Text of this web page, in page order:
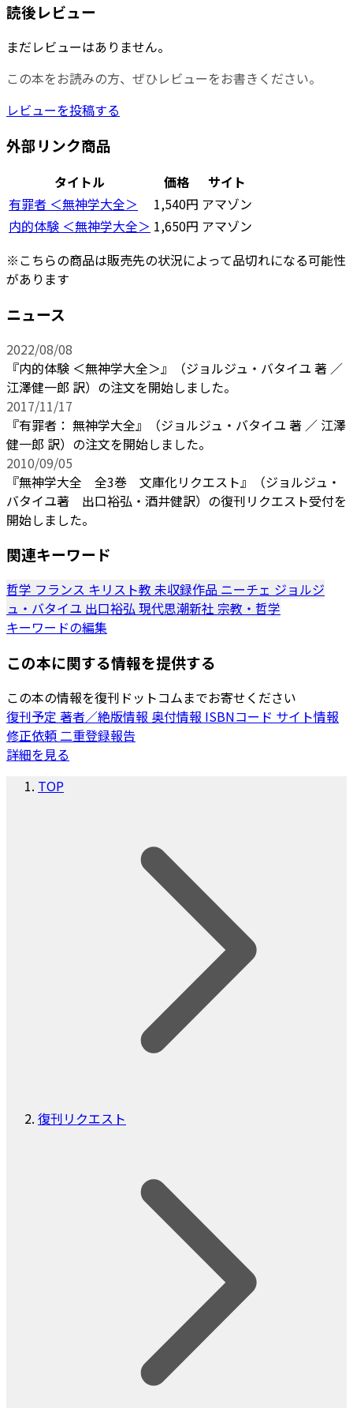
読後レビュー
まだレビューはありません。
この本をお読みの方、ぜひレビューをお書きください。
レビューを投稿する
外部リンク商品
タイトル 価格
サイト
有罪者 ＜無神学大全＞
1,540円 アマゾン
内的体験 ＜無神学大全＞ 1,650円 アマゾン
※こちらの商品は販売先の状況によって品切れになる可能性
があります
ニュース
2022/08/08
『内的体験 ＜無神学大全＞』（ジョルジュ・バタイユ 著 ／
江澤健一郎 訳）の注文を開始しました。
2017/11/17
『有罪者： 無神学大全』（ジョルジュ・バタイユ 著 ／ 江澤
健一郎 訳）の注文を開始しました。
2010/09/05
『無神学大全 全3巻 文庫化リクエスト』（ジョルジュ・
バタイユ著 出口裕弘・酒井健訳）の復刊リクエスト受付を
開始しました。
関連キーワード
哲学 フランス キリスト教 未収録作品 ニーチェ ジョルジ
ュ・バタイユ 出口裕弘現代思潮新社 宗教・哲学
キーワードの編集
この本に関する情報を提供する
この本の情報を復刊ドットコムまでお寄せください
復刊予定 著者／絶版情報 奥付情報 ISBNコード サイト情報
修正依頼 二重登録報告
詳細を見る
TOP
復刊リクエスト